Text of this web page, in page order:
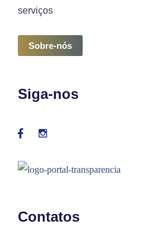
serviços
Sobre-nós
Siga-nos
Contatos